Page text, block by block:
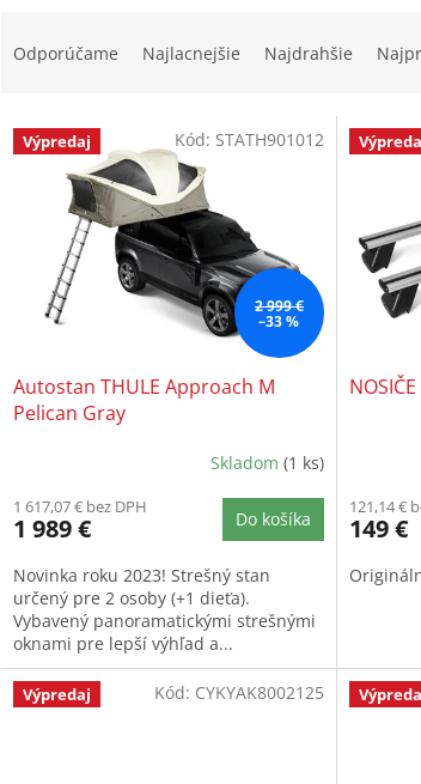
n
o
Odporúčame Najlacnejšie Najdrahšie
V Výpredaj
2 999 €
–33 %
Autostan THULE Approach M
Pelican Gray
Skladom (1 ks)
1 617,07 € bez DPH
1 989 € Do košíka
Novinka roku 2023! Strešný stan
určený pre 2 osoby (+1 dieťa).
Vybavený panoramatickými strešnými
oknami pre lepší výhľad a...
Kód: STATH901012
121,14 €
149 €
Výpredaj Kód: CYKYAK8002125